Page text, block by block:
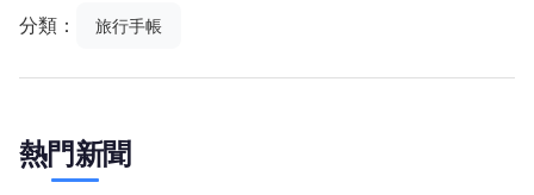
分類： 旅行手帳
熱門新聞